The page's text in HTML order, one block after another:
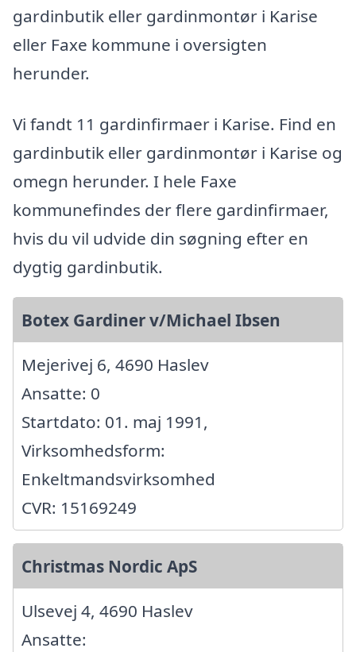
gardinbutik eller gardinmontør i Karise
eller Faxe kommune i oversigten
herunder.
Vi fandt 11 gardinfirmaer i Karise. Find en
gardinbutik eller gardinmontør i Karise og
omegn herunder. I hele Faxe
kommunefindes der flere gardinfirmaer,
hvis du vil udvide din søgning efter en
dygtig gardinbutik.
Botex Gardiner v/Michael Ibsen
Mejerivej 6, 4690 Haslev
Ansatte: 0
Startdato: 01. maj 1991,
Virksomhedsform:
Enkeltmandsvirksomhed
CVR: 15169249
Christmas Nordic ApS
Ulsevej 4, 4690 Haslev
Ansatte: